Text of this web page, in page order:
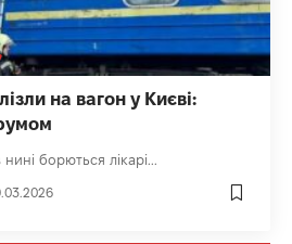
на вагон у Києві:
борються лікарі...